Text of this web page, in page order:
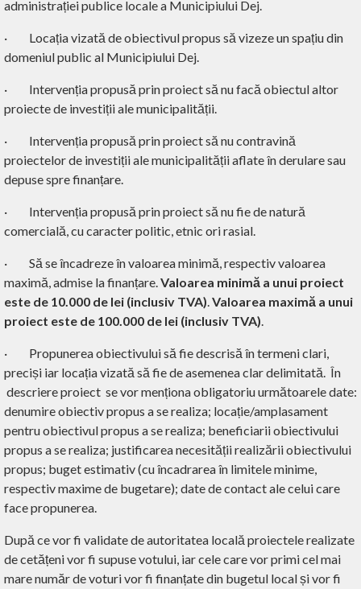
administrației publice locale a Municipiului Dej.
· Locația vizată de obiectivul propus să vizeze un spațiu din
domeniul public al Municipiului Dej.
· Intervenția propusă prin proiect să nu facă obiectul altor
proiecte de investiții ale municipalității.
· Intervenția propusă prin proiect să nu contravină
proiectelor de investiții ale municipalității aflate în derulare sau
depuse spre finanțare.
· Intervenția propusă prin proiect să nu fie de natură
comercială, cu caracter politic, etnic ori rasial.
· Să se încadreze în valoarea minimă, respectiv valoarea
maximă, admise la finanțare.Valoarea minimă a unui proiect
este de 10.000 de lei (inclusiv TVA).Valoarea maximă a unui
proiect este de 100.000 de lei (inclusiv TVA).
· Propunerea obiectivului să fie descrisă în termeni clari,
preciși iar locația vizată să fie de asemenea clar delimitată. În
descriere proiect se vor menționa obligatoriu următoarele date:
denumire obiectiv propus a se realiza; locație/amplasament
pentru obiectivul propus a se realiza; beneficiarii obiectivului
propus a se realiza; justificarea necesității realizării obiectivului
propus; buget estimativ (cu încadrarea în limitele minime,
respectiv maxime de bugetare); date de contact ale celui care
face propunerea.
După ce vor fi validate de autoritatea locală proiectele realizate
de cetățeni vor fi supuse votului, iar cele care vor primi cel mai
mare număr de voturi vor fi finanțate din bugetul local și vor fi